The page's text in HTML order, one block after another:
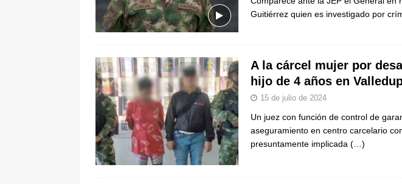
Guitiérrez quien es investigado por
A la cárcel mujer por
hijo de 4 años en
15 de julio de 2024
Un juez con función de control de
aseguramiento en centro carcelario
presuntamente implicada (…)